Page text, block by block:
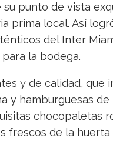
punto de vista
prima local. Así
del Inter
la bodega.
y de calidad, que
y hamburguesas
chocopaletas
de la huerta